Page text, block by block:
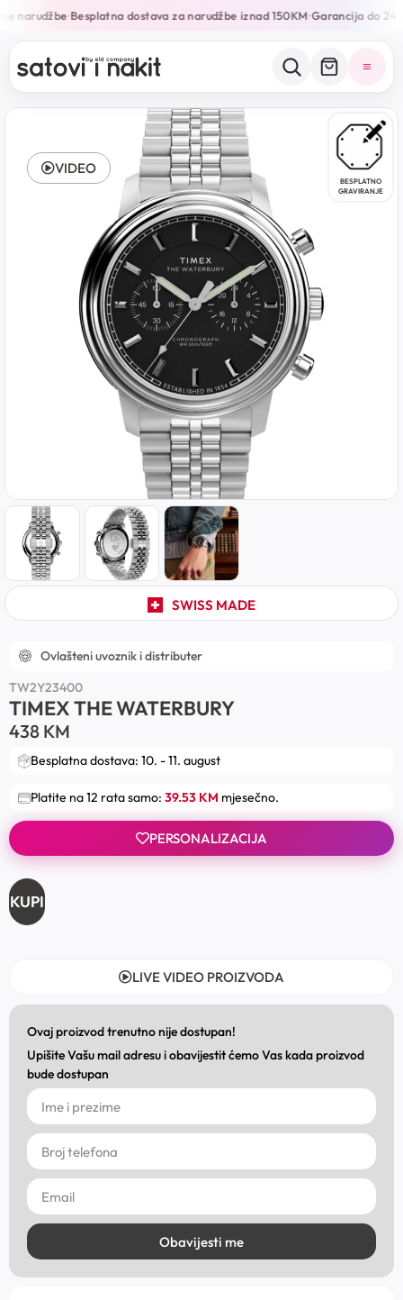
narudžbe•Besplatna dostava za narudžbe iznad 150KM•Garancija do 24
BESPLATNO
GRAVIRANJE
SWISS MADE
VIDEO
Ovlašteni uvoznik i distributer
TW2Y23400
TIMEX THE WATERBURY
438 KM
Besplatna dostava: 10. - 11. august
Platite na 12 rata samo: 39.53 KM mjesečno.
PERSONALIZACIJA
KUPI
LIVE VIDEO PROIZVODA
Ovaj proizvod trenutno nije dostupan!
Upišite Vašu mail adresu i obavijestit ćemo Vas kada proizvod
bude dostupan
Obavijesti me